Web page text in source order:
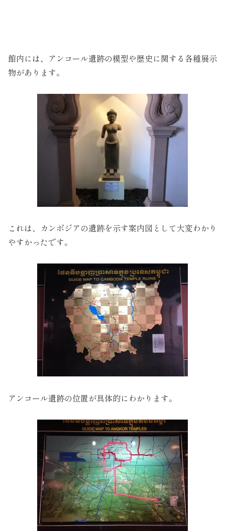
館内には、アンコール遺跡の模型や歴史に関する各種展示
物があります。
これは、カンボジアの遺跡を示す案内図として大変わかり
やすかったです。
アンコール遺跡の位置が具体的にわかります。